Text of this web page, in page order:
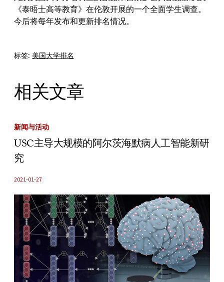
《泰晤士高等教育》在伦敦开展的一个全面学生调查。
今后将每年发布和更新排名情况。
标签: 美国大学排名
相关文章
新闻与活动
USC主导大规模的阿尔茨海默病人工智能新研
究
2021-01-27